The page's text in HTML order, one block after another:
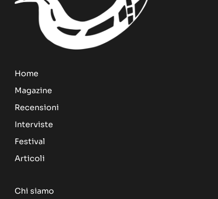
Home
Magazine
Recensioni
Interviste
Festival
Articoli
Chi siamo